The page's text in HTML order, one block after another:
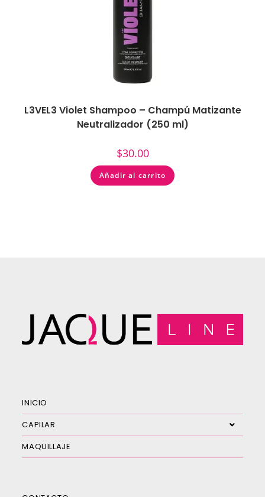
L3VEL3 Violet Shampoo – Champú Matizante
Neutralizador (250 ml)
$30.00
Añadir al carrito
INICIO
CAPILAR
MAQUILLAJE